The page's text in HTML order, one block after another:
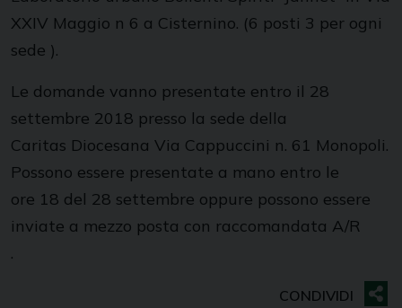
XXIV Maggio n 6 a Cisternino. (6 posti 3 per ogni
sede ).
Le domande vanno presentate entro il 28
settembre 2018 presso la sede della
Caritas Diocesana Via Cappuccini n. 61 Monopoli.
Possono essere presentate a mano entro le
ore 18 del 28 settembre oppure possono essere
inviate a mezzo posta con raccomandata A/R
.